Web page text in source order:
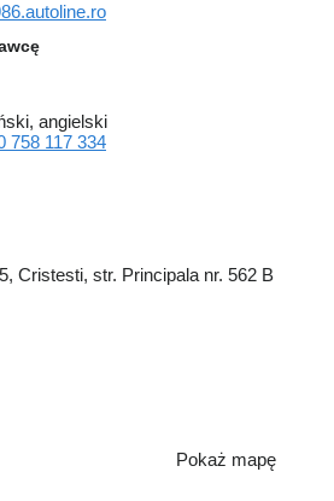
angielski
758 117 334
Cristesti, str. Principala nr. 562 B
Pokaż mapę